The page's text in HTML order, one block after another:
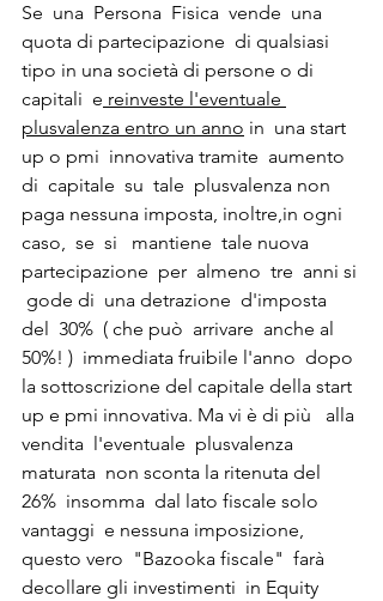
Se  una  Persona  Fisica  vende  una
quota di partecipazione  di qualsiasi
tipo in una società di persone o di
capitali  e reinveste l'eventuale
plusvalenza entro un anno in  una start
up o pmi  innovativa tramite  aumento
di  capitale  su  tale  plusvalenza non
paga nessuna imposta, inoltre,in ogni
caso,  se  si   mantiene  tale nuova
partecipazione  per  almeno  tre  anni si
gode di  una detrazione  d'imposta
del  30%  ( che può  arrivare  anche al
50%! )  immediata fruibile l'anno  dopo
la sottoscrizione del capitale della start
up e pmi innovativa. Ma vi è di più   alla
vendita  l'eventuale  plusvalenza
maturata  non sconta la ritenuta del
26%  insomma  dal lato fiscale solo
vantaggi  e nessuna imposizione,
questo vero  "Bazooka fiscale"  farà
decollare gli investimenti  in Equity